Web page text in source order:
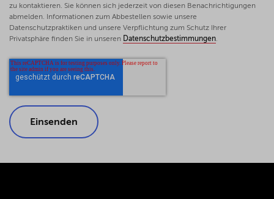
zu kontaktieren. Sie können sich jederzeit von diesen Benachrichtigungen
abmelden. Informationen zum Abbestellen sowie unsere
Datenschutzpraktiken und unsere Verpflichtung zum Schutz Ihrer
Privatsphäre finden Sie in unseren Datenschutzbestimmungen.